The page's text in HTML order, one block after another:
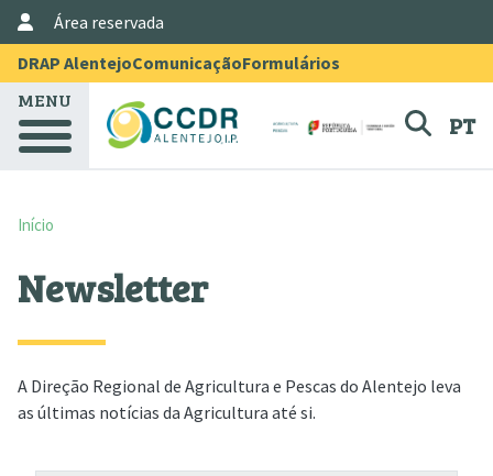
Passar para o conteúdo principal
Menu Topo
DRAP AlentejoComunicaçãoFormulários
User Account Menu
Área reservada
MENU
PT
Início
Newsletter
A Direção Regional de Agricultura e Pescas do Alentejo leva
as últimas notícias da Agricultura até si.